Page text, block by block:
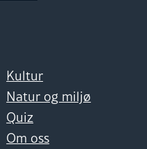
Kultur
Natur og miljø
Quiz
Om oss